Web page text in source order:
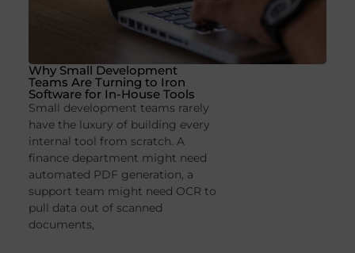
Why Small Development
Teams Are Turning to Iron
Software for In-House Tools
Small development teams rarely
have the luxury of building every
internal tool from scratch. A
finance department might need
automated PDF generation, a
support team might need OCR to
pull data out of scanned
documents,